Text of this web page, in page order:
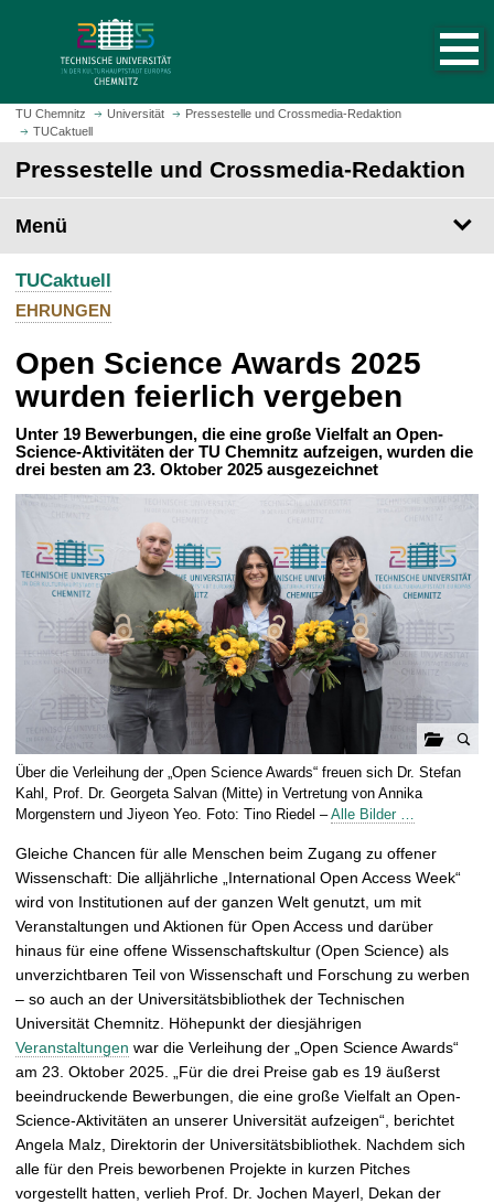
m
H
t
s
i
e
a
u
f
r
u
f
e
TU Chemnitz Universität
Pressestelle und Crossmedia-Redaktion
TUCaktuell
Pressestelle und Crossmedia-Redaktion
Menü
TUCaktuell
EHRUNGEN
Open Science Awards 2025
wurden feierlich vergeben
Unter 19 Bewerbungen, die eine große Vielfalt an Open-
Science-Aktivitäten der TU Chemnitz aufzeigen, wurden die
drei besten am 23. Oktober 2025 ausgezeichnet
a
l
r
i
e
ö
f
f
n
e
n
Über die Verleihung der „Open Science Awards“ freuen sich Dr. Stefan
Kahl, Prof. Dr. Georgeta Salvan (Mitte) in Vertretung von Annika
Morgenstern und Jiyeon Yeo. Foto: Tino Riedel –Alle Bilder …
Gleiche Chancen für alle Menschen beim Zugang zu offener
Wissenschaft: Die alljährliche „International Open Access Week“
wird von Institutionen auf der ganzen Welt genutzt, um mit
Veranstaltungen und Aktionen für Open Access und darüber
hinaus für eine offene Wissenschaftskultur (Open Science) als
unverzichtbaren Teil von Wissenschaft und Forschung zu werben
– so auch an der Universitätsbibliothek der Technischen
Universität Chemnitz. Höhepunkt der diesjährigen
Veranstaltungen war die Verleihung der „Open Science Awards“
am 23. Oktober 2025. „Für die drei Preise gab es 19 äußerst
beeindruckende Bewerbungen, die eine große Vielfalt an Open-
Science-Aktivitäten an unserer Universität aufzeigen“, berichtet
Angela Malz, Direktorin der Universitätsbibliothek. Nachdem sich
alle für den Preis beworbenen Projekte in kurzen Pitches
vorgestellt hatten, verlieh Prof. Dr. Jochen Mayerl, Dekan der